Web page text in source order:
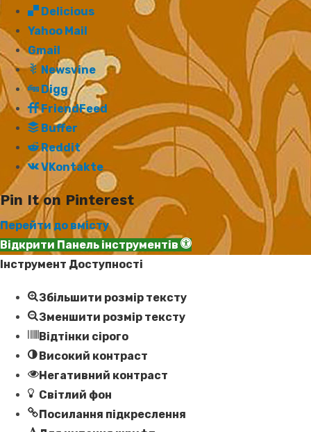
Delicious
Yahoo Mail
Gmail
Newsvine
Digg
FriendFeed
Buffer
Reddit
VKontakte
Pin It on Pinterest
Перейти до вмісту
Відкрити Панель інструментів
Інструмент Доступності
Збільшити розмір тексту
Зменшити розмір тексту
Відтінки сірого
Високий контраст
Негативний контраст
Світлий фон
Посилання підкреслення